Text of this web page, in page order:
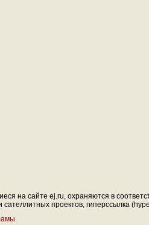
на сайте ej.ru, охраняются в
проектов, гиперссылка
.